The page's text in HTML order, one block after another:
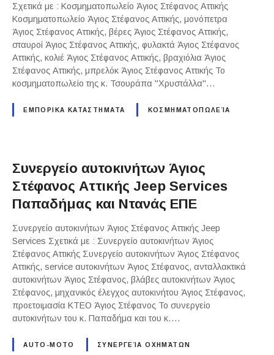
Σχετικά με : Κοσμηματοπωλείο Άγιος Στέφανος Αττικής
Κοσμηματοπωλείο Άγιος Στέφανος Αττικής, μονόπετρα
Άγιος Στέφανος Αττικής, βέρες Άγιος Στέφανος Αττικής,
σταυροί Άγιος Στέφανος Αττικής, φυλακτά Άγιος Στέφανος
Αττικής, κολιέ Άγιος Στέφανος Αττικής, βραχιόλια Άγιος
Στέφανος Αττικής, μπρελόκ Άγιος Στέφανος Αττικής Το
κοσμηματοπωλείο της κ. Τσουράπα "Χρυστάλλα"…
ΕΜΠΟΡΙΚΑ ΚΑΤΑΣΤΗΜΑΤΑ ΚΟΣΜΗΜΑΤΟΠΩΛΕΊΑ
Συνεργείο αυτοκινήτων Άγιος
Στέφανος Αττικής Jeep Services
Παπαδήμας και Ντανάς ΕΠΕ
Συνεργείο αυτοκινήτων Άγιος Στέφανος Αττικής Jeep
Services Σχετικά με : Συνεργείο αυτοκινήτων Άγιος
Στέφανος Αττικής Συνεργείο αυτοκινήτων Άγιος Στέφανος
Αττικής, service αυτοκινήτων Άγιος Στέφανος, ανταλλακτικά
αυτοκινήτων Άγιος Στέφανος, βλάβες αυτοκινήτων Άγιος
Στέφανος, μηχανικός έλεγχος αυτοκινήτου Άγιος Στέφανος,
προετοιμασία ΚΤΕΟ Άγιος Στέφανος Το συνεργείο
αυτοκινήτων του κ. Παπαδήμα και του κ….
AUTO-MOTO ΣΥΝΕΡΓΕΊΑ ΟΧΗΜΆΤΩΝ